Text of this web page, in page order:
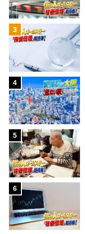
3
4
5
6